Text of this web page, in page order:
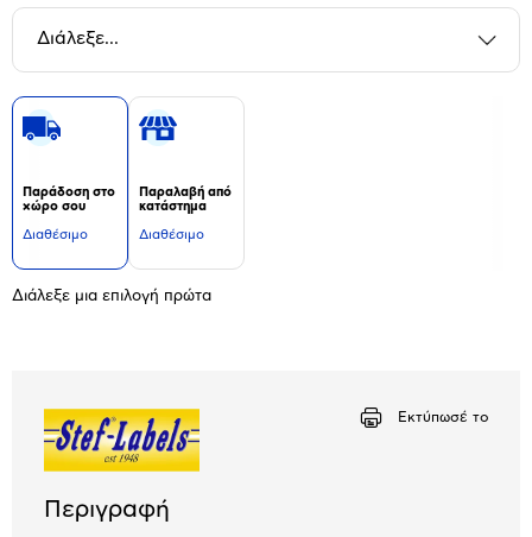
Διάλεξε...
Παράδοση στο
χώρο σου
Διαθέσιμο
Παραλαβή από
κατάστημα
Διαθέσιμο
Διάλεξε μια επιλογή πρώτα
Εκτύπωσέ το
Περιγραφή